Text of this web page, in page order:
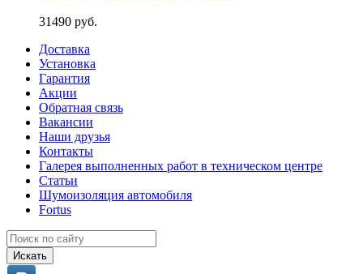
31490 руб.
Доставка
Установка
Гарантия
Акции
Обратная связь
Вакансии
Наши друзья
Контакты
Галерея выполненных работ в техническом центре
Статьи
Шумоизоляция автомобиля
Fortus
Искать